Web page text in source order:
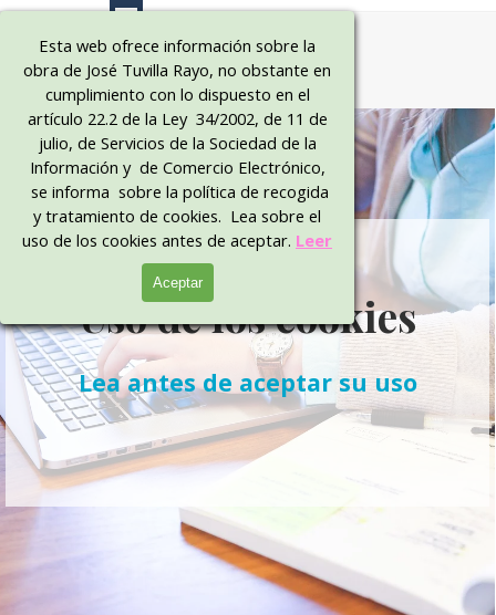
Esta web ofrece información sobre la
obra de José Tuvilla Rayo, no obstante en
cumplimiento con lo dispuesto en el
artículo 22.2 de la Ley 34/2002, de 11 de
julio, de Servicios de la Sociedad de la
Información y de Comercio Electrónico,
se informa sobre la política de recogida
y tratamiento de cookies. Lea sobre el
uso de los cookies antes de aceptar. Leer
Aceptar
Vaya al Contenido
Bienveni
dos al
sitio
oficial
Uso de los cookies
Lea antes de aceptar su uso